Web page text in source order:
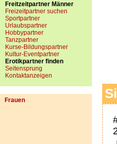
Freitzeitpartner Männer
Freizeitpartner suchen
Sportpartner
Urlaubspartner
Hobbypartner
Tanzpartner
Kurse-Bildungspartner
Kultur-Eventpartner
Erotikpartner finden
Seitensprung
Kontaktanzeigen
Frauen